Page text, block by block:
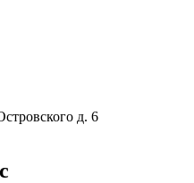
д. 6